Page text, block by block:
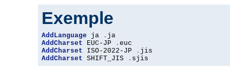
Exemple
AddLanguage ja .
AddCharset EUC-JP .
AddCharset ISO-2022-JP .
AddCharset SHIFT_JIS . sjis